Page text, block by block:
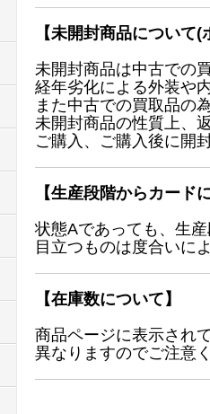
【未開封商品について
未開封商品は中古での
経年劣化による外装や
また中古での買取品の
未開封商品の性質上、
ご購入、ご購入後に開
【生産段階からカード
状態Aであっても、生
目立つものは度合いに
【在庫数について】
商品ページに表示され
異なりますのでご注意